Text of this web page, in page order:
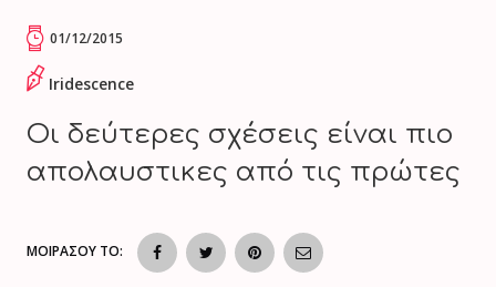
01/12/2015
Iridescence
Οι δεύτερες σχέσεις είναι πιο
απολαυστικες από τις πρώτες
ΜΟΙΡΑΣΟΥ ΤΟ: